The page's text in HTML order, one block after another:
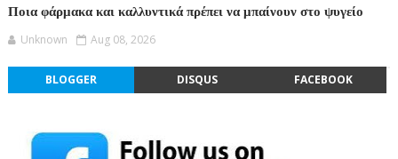
Ποια φάρμακα και καλλυντικά πρέπει να μπαίνουν στο ψυγείο
Unknown Aug 08, 2026
BLOGGER DISQUS FACEBOOK